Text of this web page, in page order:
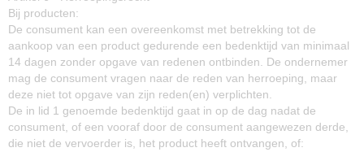
Bij producten:
De consument kan een overeenkomst met betrekking tot de
aankoop van een product gedurende een bedenktijd van minimaal
14 dagen zonder opgave van redenen ontbinden. De ondernemer
mag de consument vragen naar de reden van herroeping, maar
deze niet tot opgave van zijn reden(en) verplichten.
De in lid 1 genoemde bedenktijd gaat in op de dag nadat de
consument, of een vooraf door de consument aangewezen derde,
die niet de vervoerder is, het product heeft ontvangen, of: